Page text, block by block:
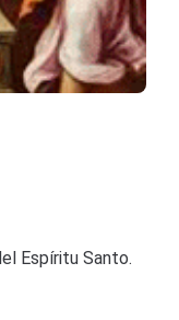
Espíritu Santo.